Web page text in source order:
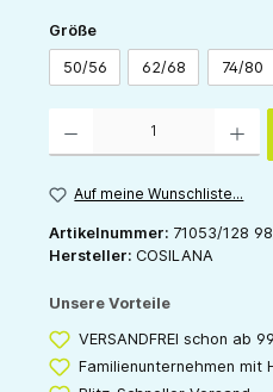
Größeauswählen
50/56 62/68 74/80
Auf meine Wunschliste...
Artikelnummer: 71053/128
Hersteller: COSILANA
Unsere Vorteile
VERSANDFREI schon ab
Familienunternehmen mit